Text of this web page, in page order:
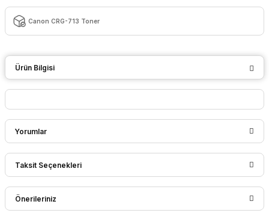
Canon CRG-713 Toner
Ürün Bilgisi
Yorumlar
Bu ürüne ilk yorumu siz yapın!
Taksit Seçenekleri
Önerileriniz